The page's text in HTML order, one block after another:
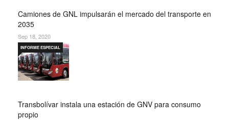
Camiones de GNL impulsarán el mercado del transporte en
2035
Sep 18, 2020
Transbolívar instala una estación de GNV para consumo
propio
INFORME ESPECIAL